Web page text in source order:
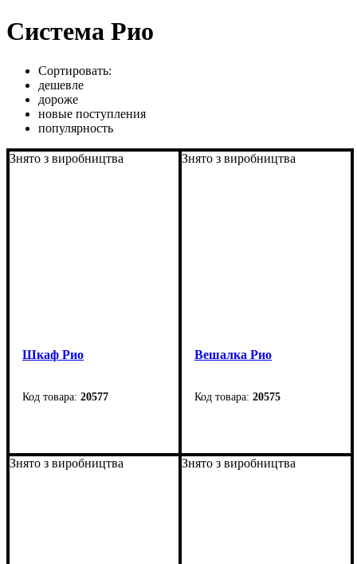
Система Рио
Сортировать:
дешевле
дороже
новые поступления
популярность
Знято з виробництва
Шкаф Рио
20577
Высота: 193,5 см
Глубина: 34 см
Знято з виробництва
Вешалка Рио
20575
Высота: 115 см
Глубина: 23,2 см
Знято з виробництва Знято з виробництва